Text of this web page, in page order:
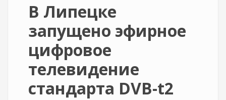
В Липецке
запущено эфирное
цифровое
телевидение
стандарта DVB-t2